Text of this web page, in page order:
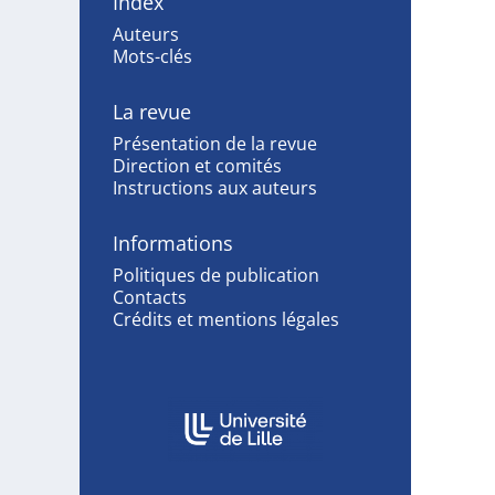
Auteurs
Mots-clés
La revue
Présentation de la revue
Direction et comités
Instructions aux auteurs
Informations
Politiques de publication
Contacts
Crédits et mentions légales
Affiliations/partenaires